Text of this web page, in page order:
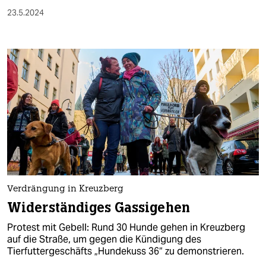
23.5.2024
Verdrängung in Kreuzberg
Widerständiges Gassigehen
Protest mit Gebell: Rund 30 Hunde gehen in Kreuzberg
auf die Straße, um gegen die Kündigung des
Tierfuttergeschäfts „Hundekuss 36“ zu demonstrieren.